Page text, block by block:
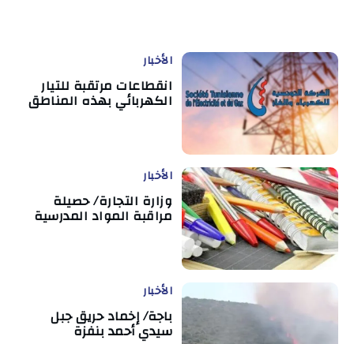
الأخبار
انقطاعات مرتقبة للتيار
الكهربائي بهذه المناطق
الأخبار
وزارة التجارة/ حصيلة
مراقبة المواد المدرسية
الأخبار
باجة/ إخماد حريق جبل
سيدي أحمد بنفزة